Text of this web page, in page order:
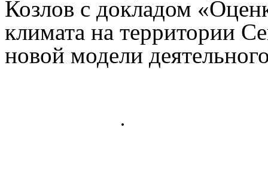
Козлов с докладом
климата на территории
новой модели